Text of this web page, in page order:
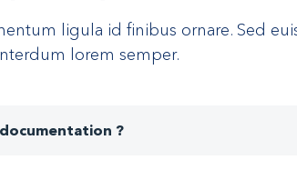
ligula id finibus ornare. Sed
lorem semper.
?